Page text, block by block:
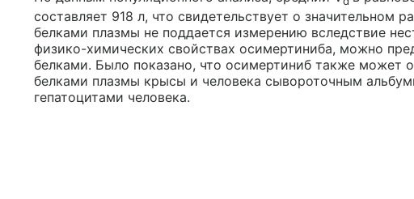
составляет 918 л, что свидетельствует о значительном
белками плазмы не поддается измерению вследствие
физико-химических свойствах осимертиниба, можно
белками. Было показано, что осимертиниб также может
белками плазмы крысы и человека сывороточным
гепатоцитами человека.